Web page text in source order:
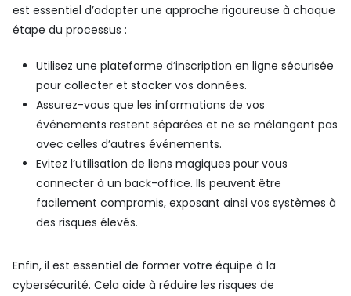
est essentiel d’adopter une approche rigoureuse à chaque
étape du processus :
Utilisez une plateforme d’inscription en ligne sécurisée
pour collecter et stocker vos données.
Assurez-vous que les informations de vos
événements restent séparées et ne se mélangent pas
avec celles d’autres événements.
Evitez l’utilisation de liens magiques pour vous
connecter à un back-office. Ils peuvent être
facilement compromis, exposant ainsi vos systèmes à
des risques élevés.
Enfin, il est essentiel de former votre équipe à la
cybersécurité. Cela aide à réduire les risques de